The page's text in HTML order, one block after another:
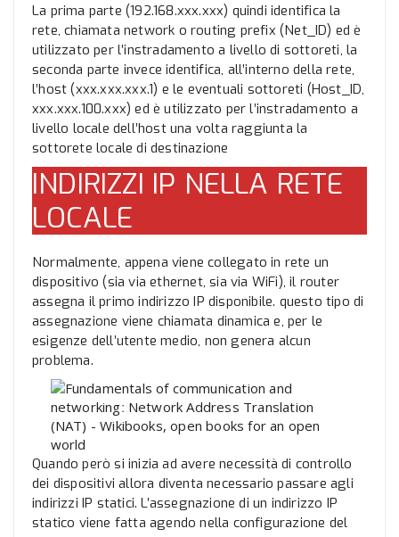
La prima parte (192.168.xxx.xxx) quindi identifica la
rete, chiamata network o routing prefix (Net_ID) ed è
utilizzato per l’instradamento a livello di sottoreti, la
seconda parte invece identifica, all’interno della rete,
l’host (xxx.xxx.xxx.1) e le eventuali sottoreti (Host_ID,
xxx.xxx.100.xxx) ed è utilizzato per l’instradamento a
livello locale dell’host una volta raggiunta la
sottorete locale di destinazione
INDIRIZZI IP NELLA RETE
LOCALE
Normalmente, appena viene collegato in rete un
dispositivo (sia via ethernet, sia via WiFi), il router
assegna il primo indirizzo IP disponibile. questo tipo di
assegnazione viene chiamata dinamica e, per le
esigenze dell’utente medio, non genera alcun
problema.
Quando però si inizia ad avere necessità di controllo
dei dispositivi allora diventa necessario passare agli
indirizzi IP statici. L’assegnazione di un indirizzo IP
statico viene fatta agendo nella configurazione del